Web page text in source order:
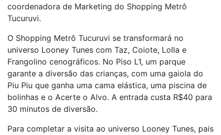
coordenadora de Marketing do Shopping Metrô
Tucuruvi.
O Shopping Metrô Tucuruvi se transformará no
universo Looney Tunes com Taz, Coiote, Lolla e
Frangolino cenográficos. No Piso L1, um parque
garante a diversão das crianças, com uma gaiola do
Piu Piu que ganha uma cama elástica, uma piscina de
bolinhas e o Acerte o Alvo. A entrada custa R$40 para
30 minutos de diversão.
Para completar a visita ao universo Looney Tunes, pais